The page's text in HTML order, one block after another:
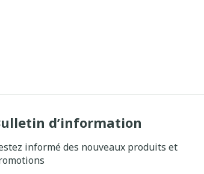
d’information
informé des nouveaux produits et